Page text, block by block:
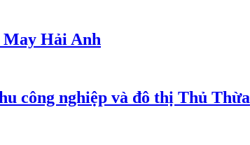
May Hải Anh
công nghiệp và đô thị Thủ Thừa